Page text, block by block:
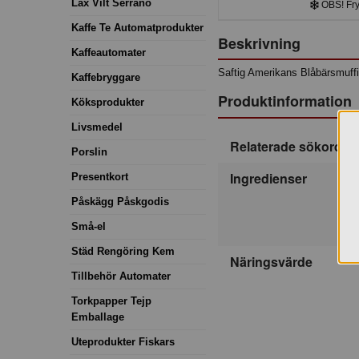
Lax Vilt Serrano
Kaffe Te Automatprodukter
Kaffeautomater
Kaffebryggare
Köksprodukter
Livsmedel
Porslin
Presentkort
Påskägg Påskgodis
Små-el
Städ Rengöring Kem
Tillbehör Automater
Torkpapper Tejp
Emballage
Uteprodukter Fiskars
OBS!
Beskrivning
Saftig Amerikans
Produktinformation
Relaterade sökord
Ingredienser
Näringsvärde